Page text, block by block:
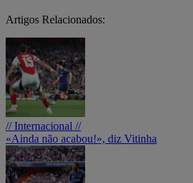
Artigos Relacionados:
// Internacional //
«Ainda não acabou!», diz Vitinha